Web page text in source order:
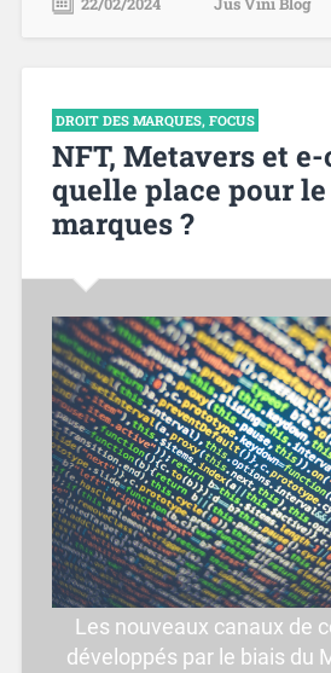
DROIT DES MARQUES, FOCUS
NFT, Metavers et
quelle place pour
marques ?
Les nouveaux canaux de
développés par le biais du